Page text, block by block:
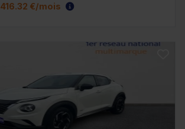
416.32 €/mois